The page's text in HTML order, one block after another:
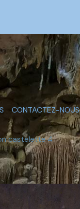
CONTACTEZ-NOUS
castelette 4